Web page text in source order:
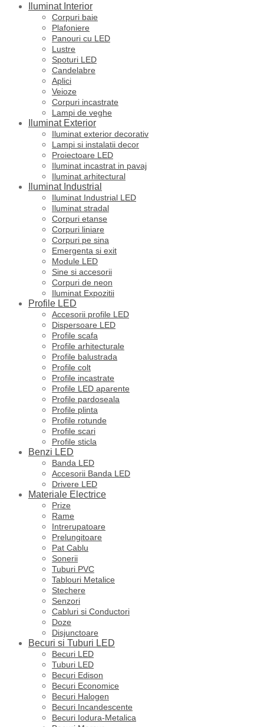
Iluminat Interior
Corpuri baie
Plafoniere
Panouri cu LED
Lustre
Spoturi LED
Candelabre
Aplici
Veioze
Corpuri incastrate
Lampi de veghe
Iluminat Exterior
Iluminat exterior decorativ
Lampi si instalatii decor
Proiectoare LED
Iluminat incastrat in pavaj
Iluminat arhitectural
Iluminat Industrial
Iluminat Industrial LED
Iluminat stradal
Corpuri etanse
Corpuri liniare
Corpuri pe sina
Emergenta si exit
Module LED
Sine si accesorii
Corpuri de neon
Iluminat Expozitii
Profile LED
Accesorii profile LED
Dispersoare LED
Profile scafa
Profile arhitecturale
Profile balustrada
Profile colt
Profile incastrate
Profile LED aparente
Profile pardoseala
Profile plinta
Profile rotunde
Profile scari
Profile sticla
Benzi LED
Banda LED
Accesorii Banda LED
Drivere LED
Materiale Electrice
Prize
Rame
Intrerupatoare
Prelungitoare
Pat Cablu
Sonerii
Tuburi PVC
Tablouri Metalice
Stechere
Senzori
Cabluri si Conductori
Doze
Disjunctoare
Becuri si Tuburi LED
Becuri LED
Tuburi LED
Becuri Edison
Becuri Economice
Becuri Halogen
Becuri Incandescente
Becuri Iodura-Metalica